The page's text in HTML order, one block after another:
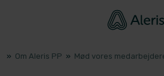
» Om Aleris PP » Mød vores